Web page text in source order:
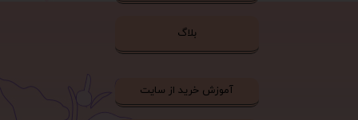
بلاگ
آموزش خرید از سایت